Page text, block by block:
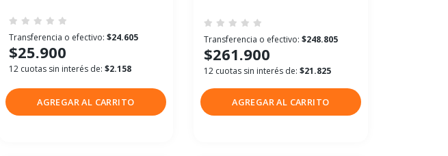
Transferencia o efectivo: $24.605
$25.900
12 cuotas sin interés de: $2.158
AGREGAR AL CARRITO
Transferencia o efectivo: $248.805
$261.900
12 cuotas sin interés de: $21.825
AGREGAR AL CARRITO